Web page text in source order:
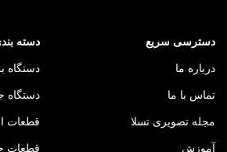
دسترسی سریع
درباره ما
تماس با ما
مجله تصویری تسلا
آموزش
دسته
دستگاه
قطعات
قطعات